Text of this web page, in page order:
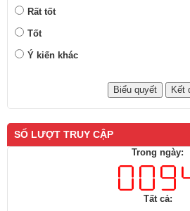
Rất tốt
Tốt
Ý kiến khác
SỐ LƯỢT TRUY CẬP
Trong ngày:
Tất cả: